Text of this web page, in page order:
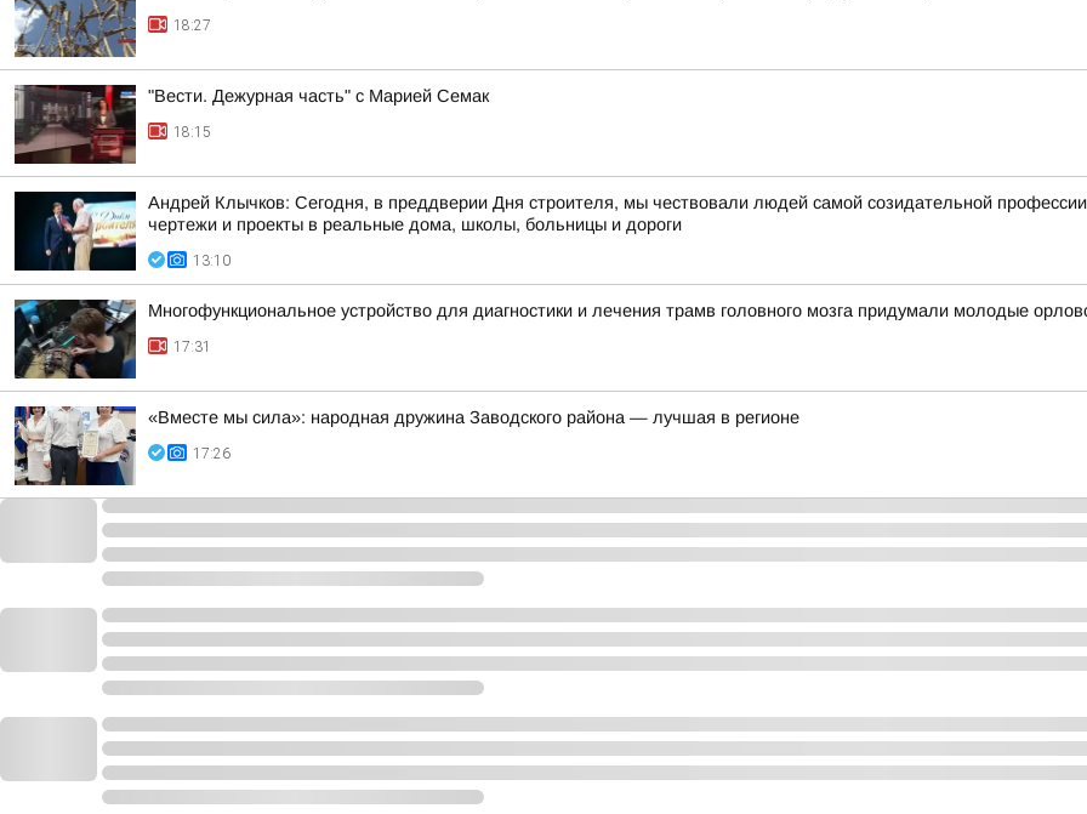
18:27
"Вести. Дежурная часть" с Марией Семак
18:15
Андрей Клычков: Сегодня, в преддверии Дня строителя, мы чествовали людей самой созидательной
чертежи и проекты в реальные дома, школы, больницы и дороги
13:10
Многофункциональное устройство для диагностики и лечения трамв головного мозга придумали молодые
17:31
«Вместе мы сила»: народная дружина Заводского района — лучшая в регионе
17:26